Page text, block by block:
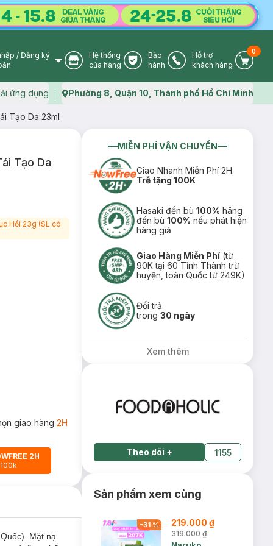
User Icon
/ Đăng ký
Store Icon
Hệ thống
cửa hàng
Warranty Icon
Bảo
hành
Phone Icon
Hỗ trợ
khách hàng
Cart
0
ứng dụng Map icon
Phường 8, Quận 10, Thành phố Hồ Chí Minh
Tạo Da 23ml
Tạo Da
Hồi 23g (SL có
giao hàng 2H
2H
Mặt nạ
MIỄN PHÍ VẬN CHUYỂN
Giao Nhanh Miễn Phí 2H.
Trễ tặng 100K
Hasaki đền bù100% hãng
đền bù100% nếu phát hiện
hàng giả
Giao Hàng Miễn Phí (từ
90K tại 60 Tỉnh Thành trừ
huyện, toàn Quốc từ 249K)
Đổi trả
trong30 ngày
Xem thêm
Theo dõi + 1155
Sản phẩm xem cùng
-31% 219.000 ₫
319.000 ₫